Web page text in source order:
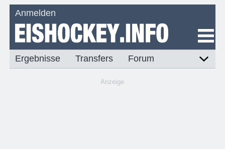
Anmelden
Ergebnisse Transfers Forum
Anzeige